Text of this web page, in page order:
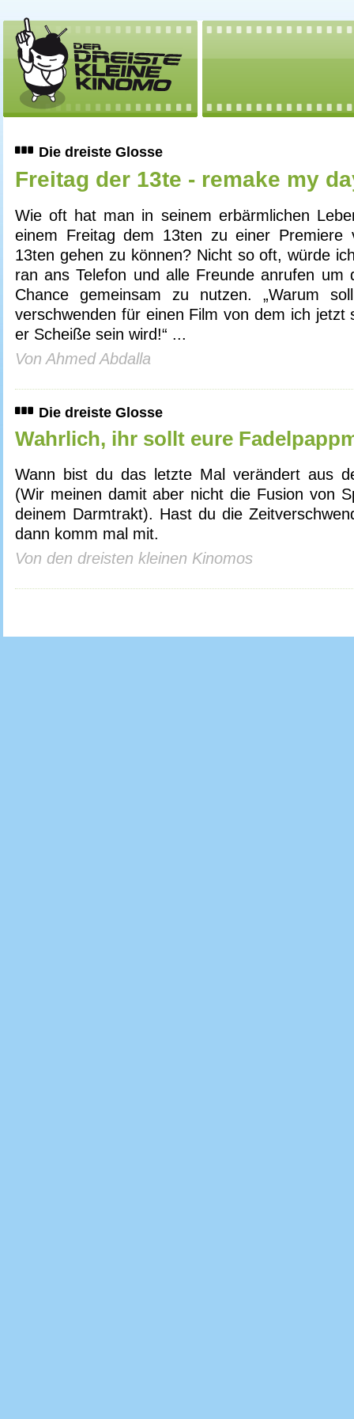
Die dreiste Glosse
Freitag der 13te - remake my
Wie oft hat man in seinem erbärmlichen
einem Freitag dem 13ten zu einer Premiere
13ten gehen zu können? Nicht so oft, würde
ran ans Telefon und alle Freunde anrufen um
Chance gemeinsam zu nutzen. „Warum
verschwenden für einen Film von dem ich jetzt
er Scheiße sein wird!“ ...
Von Ahmed Abdalla
Die dreiste Glosse
Wahrlich, ihr sollt eure
Wann bist du das letzte Mal verändert aus
(Wir meinen damit aber nicht die Fusion von
deinem Darmtrakt). Hast du die
dann komm mal mit.
Von den dreisten kleinen Kinomos